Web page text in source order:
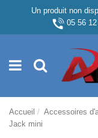
Un produit non
05 56
Accueil Accessoires
Jack mini